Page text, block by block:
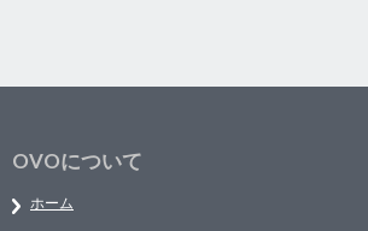
OVOについて
ホーム